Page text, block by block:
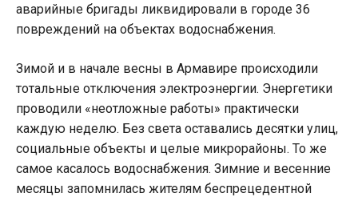
аварийные бригады ликвидировали в городе 36
повреждений на объектах водоснабжения.
Зимой и в начале весны в Армавире происходили
тотальные отключения электроэнергии. Энергетики
проводили «неотложные работы» практически
каждую неделю. Без света оставались десятки улиц,
социальные объекты и целые микрорайоны. То же
самое касалось водоснабжения. Зимние и весенние
месяцы запомнилась жителям беспрецедентной